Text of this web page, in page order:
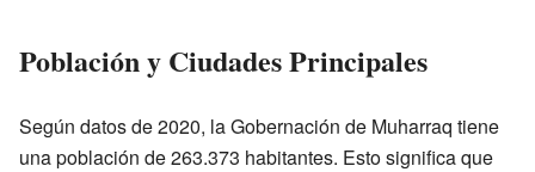
Población y Ciudades Principales
Según datos de 2020, la Gobernación de Muharraq tiene
una población de 263.373 habitantes. Esto significa que